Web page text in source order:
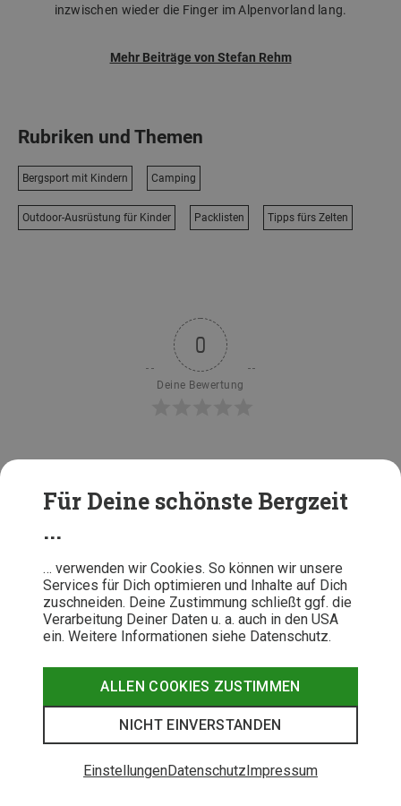
Für Deine schönste Bergzeit
...
… verwenden wir Cookies. So können wir unsere
Services für Dich optimieren und Inhalte auf Dich
zuschneiden. Deine Zustimmung schließt ggf. die
Verarbeitung Deiner Daten u. a. auch in den USA
ein. Weitere Informationen siehe Datenschutz.
ALLEN COOKIES ZUSTIMMEN
NICHT EINVERSTANDEN
EinstellungenDatenschutzImpressum
inzwischen wieder die Finger im Alpenvorland lang.
Mehr Beiträge von Stefan Rehm
Rubriken und Themen
Bergsport mit Kindern Camping
Outdoor-Ausrüstung für Kinder Packlisten Tipps fürs Zelten
0
Deine Bewertung
KOMMENTARE
Das könnte Dich auch interessieren: